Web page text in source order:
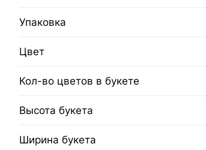
Упаковка
Цвет
Кол-во цветов в букете
Высота букета
Ширина букета